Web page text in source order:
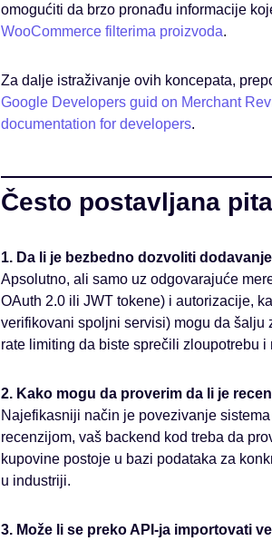
omogućiti da brzo pronađu informacije
WooCommerce filterima proizvoda.
Za dalje istraživanje ovih koncepata,
Google Developers guid on Merchant
documentation for developers.
Često postavljana
1. Da li je bezbedno dozvoliti
Apsolutno, ali samo uz odgovarajuće
OAuth 2.0 ili JWT tokene) i autorizacije,
verifikovani spoljni servisi) mogu da šalju
rate limiting da biste sprečili zloupotrebu i
2. Kako mogu da proverim da li je
Najefikasniji način je povezivanje
recenzijom, vaš backend kod treba da
kupovine postoje u bazi podataka za
u industriji.
3. Može li se preko API-ja importovati